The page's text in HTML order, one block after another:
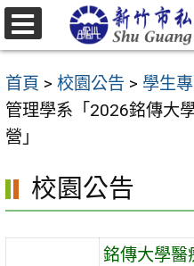
跳
至
要
內
容
首頁 > 校園公告 > 學生
管理學系「2026銘傳大
營」
校園公告
銘傳大學醫
選
單